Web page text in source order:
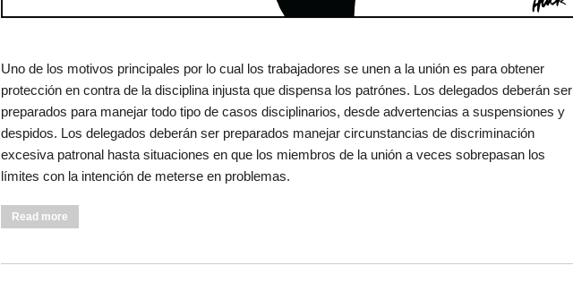
Uno de los motivos principales por lo cual los trabajadores se unen a la unión es para obtener
protección en contra de la disciplina injusta que dispensa los patrónes. Los delegados deberán ser
preparados para manejar todo tipo de casos disciplinarios, desde advertencias a suspensiones y
despidos. Los delegados deberán ser preparados manejar circunstancias de discriminación
excesiva patronal hasta situaciones en que los miembros de la unión a veces sobrepasan los
límites con la intención de meterse en problemas.
Read more